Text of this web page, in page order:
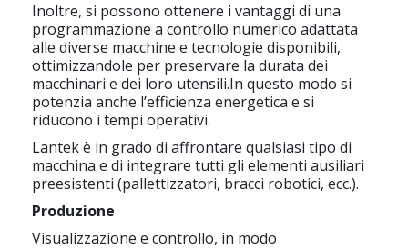
Inoltre, si possono ottenere i vantaggi di una
programmazione a controllo numerico adattata
alle diverse macchine e tecnologie disponibili,
ottimizzandole per preservare la durata dei
macchinari e dei loro utensili.In questo modo si
potenzia anche l’efficienza energetica e si
riducono i tempi operativi.
Lantek è in grado di affrontare qualsiasi tipo di
macchina e di integrare tutti gli elementi ausiliari
preesistenti (pallettizzatori, bracci robotici, ecc.).
Produzione
Visualizzazione e controllo, in modo